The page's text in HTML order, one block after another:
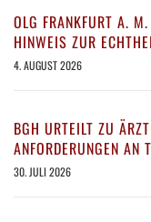
OLG FRANKFURT A.
HINWEIS ZUR
4. AUGUST 2026
BGH URTEILT ZU
ANFORDERUNGEN AN
30. JULI 2026